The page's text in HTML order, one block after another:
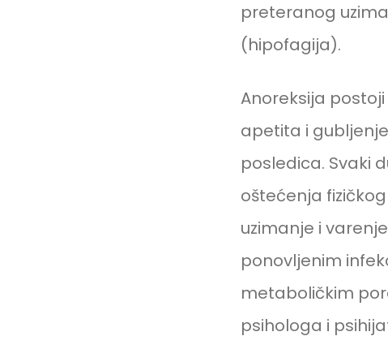
preteranog
(hipofagija).
Anoreksija
apetita i
posledica. Svaki
oštećenja
uzimanje i
ponovljenim
metaboličkim
psihologa i